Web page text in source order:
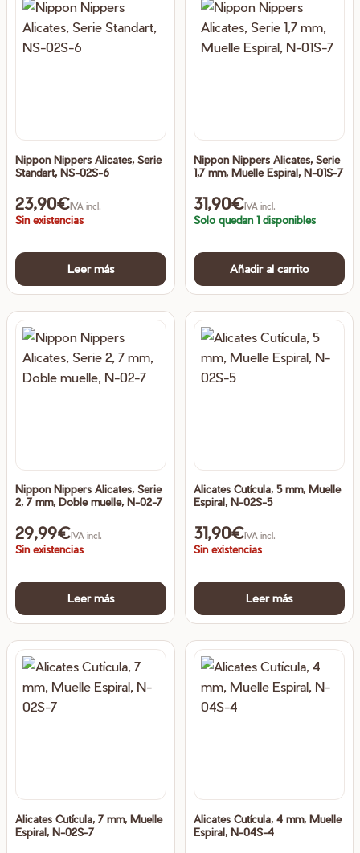
Nippon Nippers Alicates, Serie
Standart, NS-02S-6
23,90€IVA incl.
Sin existencias
Leer más
Nippon Nippers Alicates, Serie
1,7 mm, Muelle Espiral, N-01S-7
31,90€IVA incl.
Solo quedan 1 disponibles
Añadir al carrito
Nippon Nippers Alicates, Serie
2, 7 mm, Doble muelle, N-02-7
29,99€IVA incl.
Sin existencias
Leer más
Alicates Cutícula, 5 mm, Muelle
Espiral, N-02S-5
31,90€IVA incl.
Sin existencias
Leer más
Alicates Cutícula, 7 mm, Muelle
Espiral, N-02S-7
Alicates Cutícula, 4 mm, Muelle
Espiral, N-04S-4